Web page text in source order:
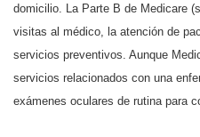
domicilio. La Parte B de Medicare
visitas al médico, la atención de
servicios preventivos. Aunque
servicios relacionados con una
exámenes oculares de rutina para